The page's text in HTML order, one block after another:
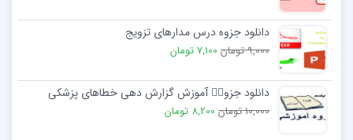
دانلود جزوه درس مدارهای تزویج
9,000 تومان 7,100 تومان
دانلود جزوهٜ آموزش گزارش دهی خطاهای پزشکی
10,000 تومان 8,200 تومان